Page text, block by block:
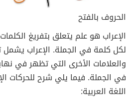
الحروف بالفتح
الإعراب هو علم يتعلق بتفريغ
لكل كلمة في الجملة. الإعراب يشمل
والعلامات الأخرى التي تظهر في
في الجملة. فيما يلي شرح للحركات
اللغة العربية: